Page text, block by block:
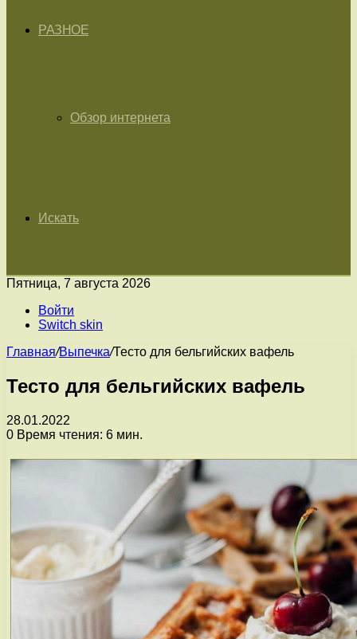
РАЗНОЕ
Обзор интернета
Искать
Пятница, 7 августа 2026
Войти
Switch skin
Главная/Выпечка/Тесто для бельгийских вафель
Тесто для бельгийских вафель
28.01.2022
0 Время чтения: 6 мин.